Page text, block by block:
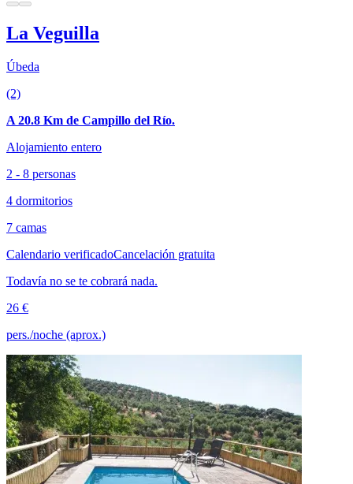
La Veguilla
Úbeda
(2)
A 20.8 Km de Campillo del Río.
Alojamiento entero
2 - 8 personas
4 dormitorios
7 camas
Calendario verificadoCancelación gratuita
Todavía no se te cobrará nada.
26 €
pers./noche (aprox.)